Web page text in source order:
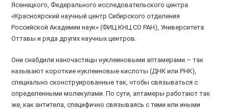
Ясенецкого, Федерального исследовательского центра
«Красноярский научный центр Сибирского отделения
Российской Академии наук» (ФИЦ КНЦ СО РАН), Университета
Оттавы и ряда других научных центров.
Они снабдили наночастицы нуклеиновыми аптамерами – так
называют короткие нуклеиновые кислоты (ДНК или РНК),
специально сконструированные так, чтобы связываться с
определенными молекулами. По сути, аптамеры работают так
же, как антитела, специфично связываясь с теми или иными